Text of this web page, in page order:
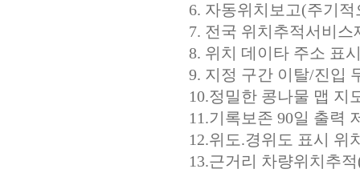
6. 자동위치보고(주기
7. 전국 위치추적서비
8. 위치 데이타 주소 표
9. 지정 구간 이탈/진입
10.정밀한 콩나물 맵 지
11.기록보존 90일 출력
12.위도.경위도 표시 위
13.근거리 차량위치추